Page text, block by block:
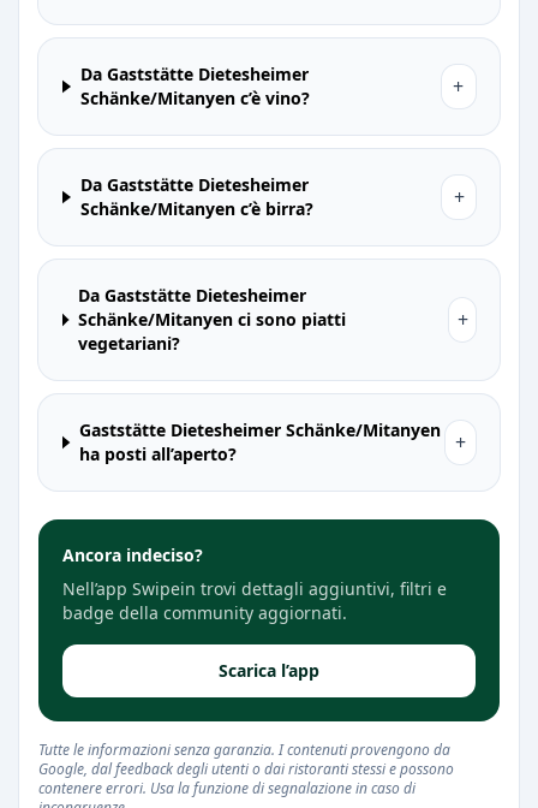
Da Gaststätte Dietesheimer
Schänke/Mitanyen c’è vino?
+
Da Gaststätte Dietesheimer
Schänke/Mitanyen c’è birra?
+
Da Gaststätte Dietesheimer
Schänke/Mitanyen ci sono piatti
vegetariani?
+
Gaststätte Dietesheimer Schänke/Mitanyen
ha posti all’aperto?
+
Ancora indeciso?
Nell’app Swipein trovi dettagli aggiuntivi, filtri e
badge della community aggiornati.
Scarica l’app
Tutte le informazioni senza garanzia. I contenuti provengono da
Google, dal feedback degli utenti o dai ristoranti stessi e possono
contenere errori. Usa la funzione di segnalazione in caso di